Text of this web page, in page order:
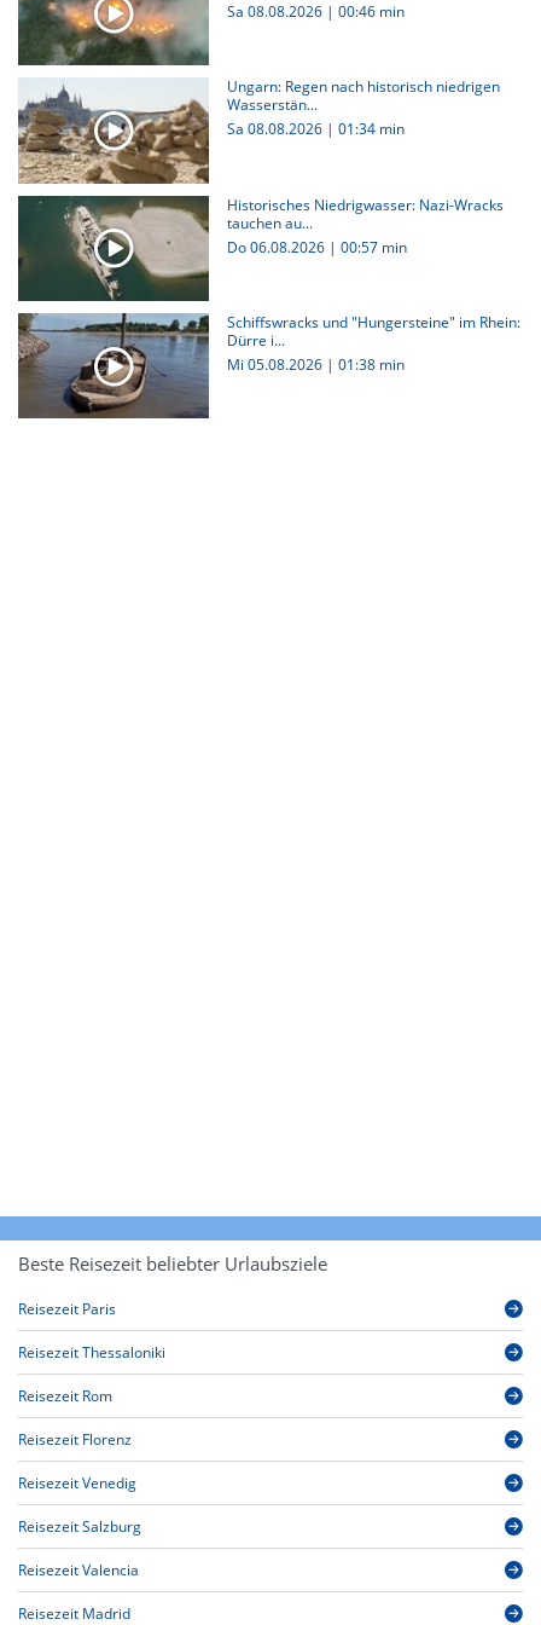
Sa 08.08.2026 | 00:46 min
Ungarn: Regen nach historisch niedrigen
Wasserstän...
Sa 08.08.2026 | 01:34 min
Historisches Niedrigwasser: Nazi-Wracks
tauchen au...
Do 06.08.2026 | 00:57 min
Schiffswracks und "Hungersteine" im Rhein:
Dürre i...
Mi 05.08.2026 | 01:38 min
Beste Reisezeit beliebter Urlaubsziele
Reisezeit Paris
Reisezeit Thessaloniki
Reisezeit Rom
Reisezeit Florenz
Reisezeit Venedig
Reisezeit Salzburg
Reisezeit Valencia
Reisezeit Madrid